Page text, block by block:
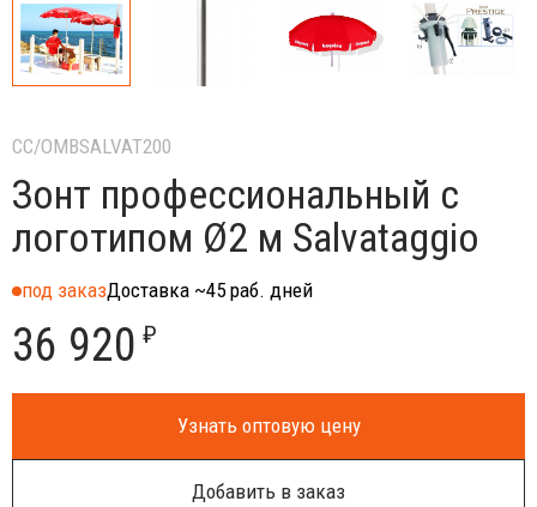
CC/OMBSALVAT200
Зонт профессиональный с
логотипом Ø2 м Salvataggio
под заказДоставка ~45 раб. дней
36 920 ₽
Узнать оптовую цену
Добавить в заказ